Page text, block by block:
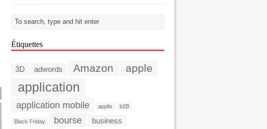
Étiquettes
3D adwords Amazon apple
application
application mobile applis b2B
Black Friday bourse
business